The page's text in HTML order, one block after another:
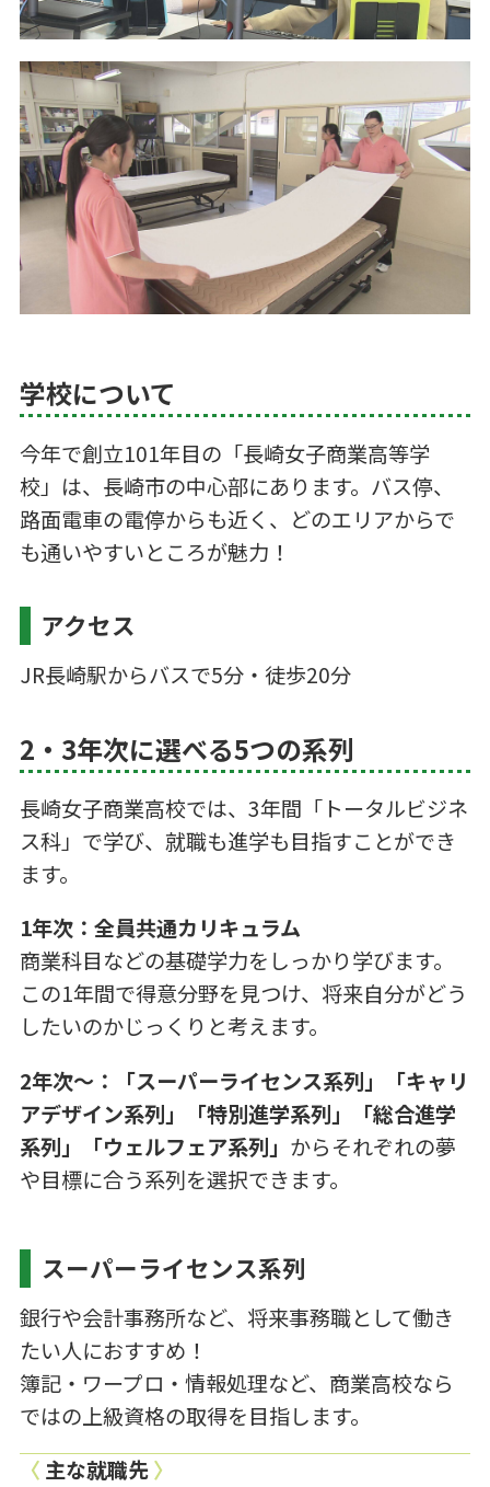
学校について
今年で創立101年目の「長崎女子商業高等学
校」は、長崎市の中心部にあります。バス停、
路面電車の電停からも近く、どのエリアからで
も通いやすいところが魅力！
アクセス
JR長崎駅からバスで5分・徒歩20分
2・3年次に選べる5つの系列
長崎女子商業高校では、3年間「トータルビジネ
ス科」で学び、就職も進学も目指すことができ
ます。
1年次：全員共通カリキュラム
商業科目などの基礎学力をしっかり学びます。
この1年間で得意分野を見つけ、将来自分がどう
したいのかじっくりと考えます。
2年次〜：「スーパーライセンス系列」「キャリ
アデザイン系列」「特別進学系列」「総合進学
系列」「ウェルフェア系列」 からそれぞれの夢
や目標に合う系列を選択できます。
スーパーライセンス系列
銀行や会計事務所など、将来事務職として働き
たい人におすすめ！
簿記・ワープロ・情報処理など、商業高校なら
ではの上級資格の取得を目指します。
〈 主な就職先〉